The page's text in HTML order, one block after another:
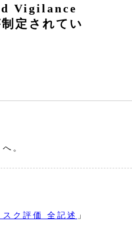
Vigilance
定されてい
へ。
スク評価 全記述 」